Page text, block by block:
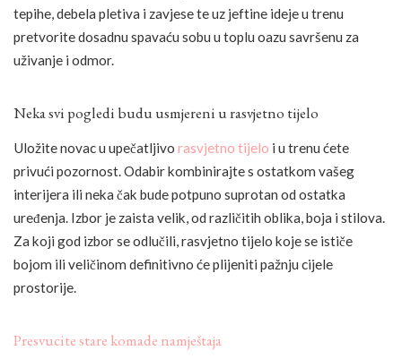
tepihe, debela pletiva i zavjese te uz jeftine ideje u trenu
pretvorite dosadnu spavaću sobu u toplu oazu savršenu za
uživanje i odmor.
Neka svi pogledi budu usmjereni u rasvjetno tijelo
Uložite novac u upečatljivo rasvjetno tijelo i u trenu ćete
privući pozornost. Odabir kombinirajte s ostatkom vašeg
interijera ili neka čak bude potpuno suprotan od ostatka
uređenja. Izbor je zaista velik, od različitih oblika, boja i stilova.
Za koji god izbor se odlučili, rasvjetno tijelo koje se ističe
bojom ili veličinom definitivno će plijeniti pažnju cijele
prostorije.
Presvucite stare komade namještaja